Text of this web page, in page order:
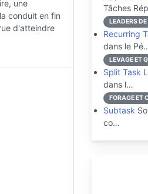
une
conduit en fin
d'atteindre
Tâches
LEADERS
Recurring
dans le
LEVAGE ET
Split Task
dans l…
FORAGE ET
Subtask
co…